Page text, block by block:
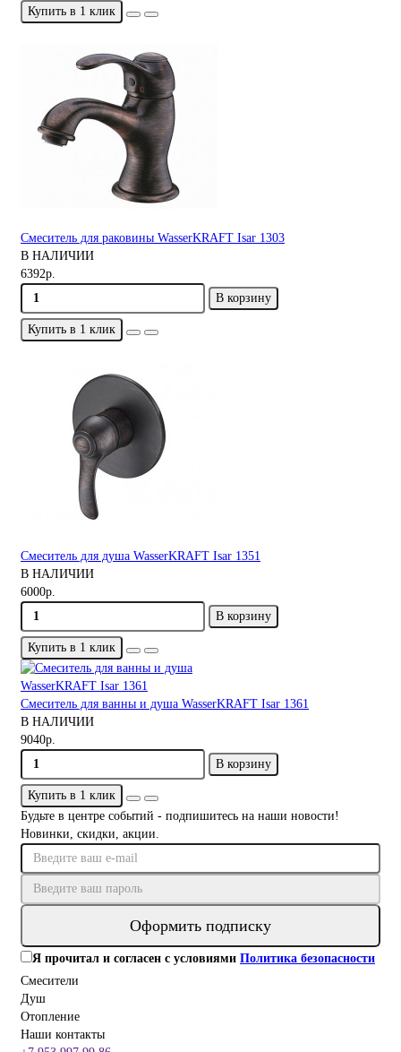
Купить в 1 клик
Смеситель для раковины WasserKRAFT Isar 1303
В НАЛИЧИИ
6392р.
В корзину
Купить в 1 клик
Смеситель для душа WasserKRAFT Isar 1351
В НАЛИЧИИ
6000р.
В корзину
Купить в 1 клик
Смеситель для ванны и душа WasserKRAFT Isar 1361
В НАЛИЧИИ
9040р.
В корзину
Купить в 1 клик
Будьте в центре событий - подпишитесь на наши новости!
Новинки, скидки, акции.
Оформить подписку
Я прочитал и согласен с условиями Политика безопасности
Смесители
Душ
Отопление
Наши контакты